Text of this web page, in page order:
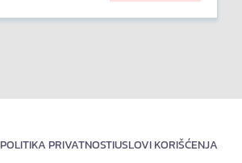
POLITIKA PRIVATNOSTIUSLOVI KORIŠĆENJA